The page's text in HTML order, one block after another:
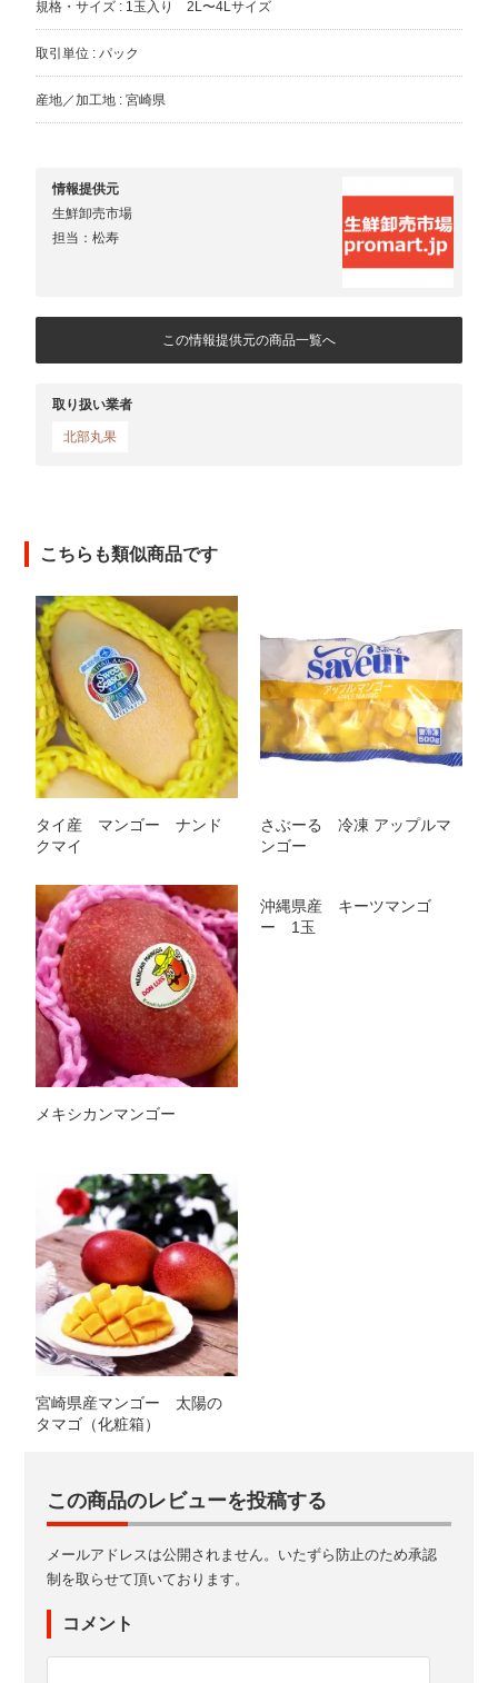
規格・サイズ : 1玉入り 2L〜4Lサイズ
取引単位 : パック
産地／加工地 : 宮崎県
情報提供元
生鮮卸売市場
担当：松寿
この情報提供元の商品一覧へ
取り扱い業者
北部丸果
こちらも類似商品です
タイ産 マンゴー ナンド
クマイ
さぶーる 冷凍 アップルマ
ンゴー
メキシカンマンゴー
沖縄県産 キーツマンゴ
ー 1玉
宮崎県産マンゴー 太陽の
タマゴ（化粧箱）
この商品のレビューを投稿する
メールアドレスは公開されません。いたずら防止のため承認
制を取らせて頂いております。
コメント